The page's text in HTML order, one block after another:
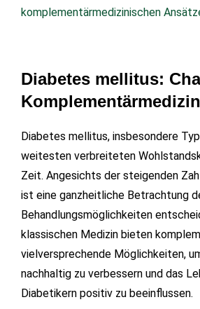
Diabetes mellitus:
Diabetes mellitus, insbesondere
weitesten verbreiteten
Zeit. Angesichts der steigenden
ist eine ganzheitliche Betrachtung
Behandlungsmöglichkeiten
klassischen Medizin bieten
vielversprechende Möglichkeiten,
nachhaltig zu verbessern und das
Diabetikern positiv zu beeinflussen.